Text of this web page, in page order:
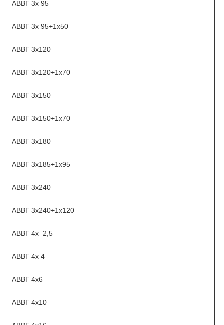
АВВГ 3х 95
АВВГ 3х 95+1х50
АВВГ 3х120
АВВГ 3х120+1х70
АВВГ 3х150
АВВГ 3х150+1х70
АВВГ 3х180
АВВГ 3х185+1х95
АВВГ 3х240
АВВГ 3х240+1х120
АВВГ 4х 2,5
АВВГ 4х 4
АВВГ 4х6
АВВГ 4х10